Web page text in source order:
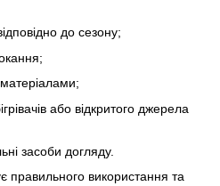
до сезону;
або відкритого джерела
засоби догляду.
правильного використання та